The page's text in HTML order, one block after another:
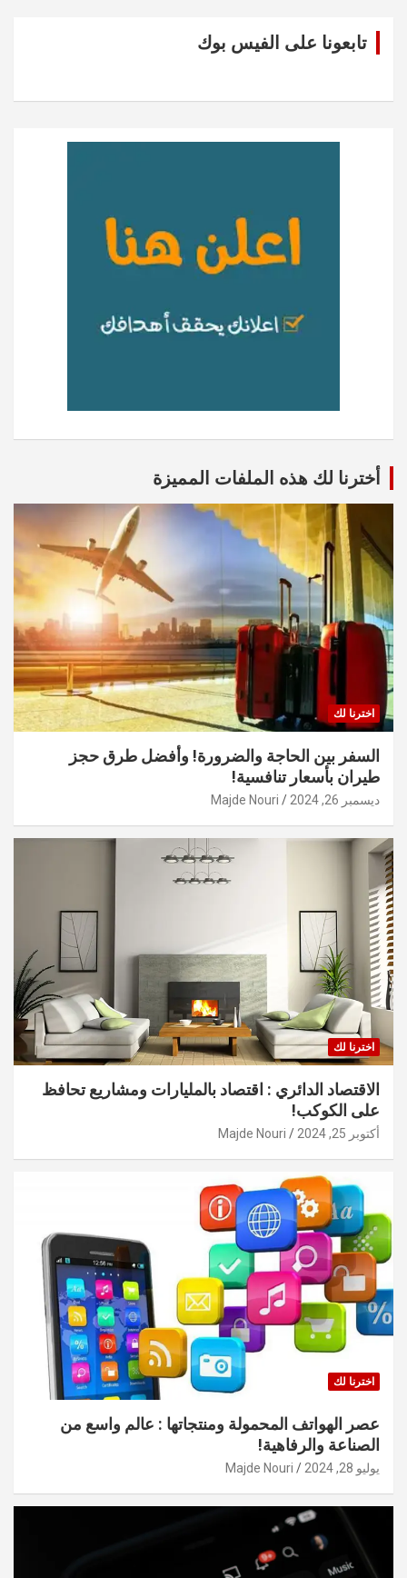
تابعونا على الفيس بوك
أخترنا لك هذه الملفات المميزة
اخترنا لك
السفر بين الحاجة والضرورة! وأفضل طرق حجز
طيران بأسعار تنافسية!
ديسمبر 26, 2024 Majde Nouri
اخترنا لك
الاقتصاد الدائري : اقتصاد بالمليارات ومشاريع تحافظ
على الكوكب!
أكتوبر 25, 2024 Majde Nouri
اخترنا لك
عصر الهواتف المحمولة ومنتجاتها : عالم واسع من
الصناعة والرفاهية!
يوليو 28, 2024 Majde Nouri